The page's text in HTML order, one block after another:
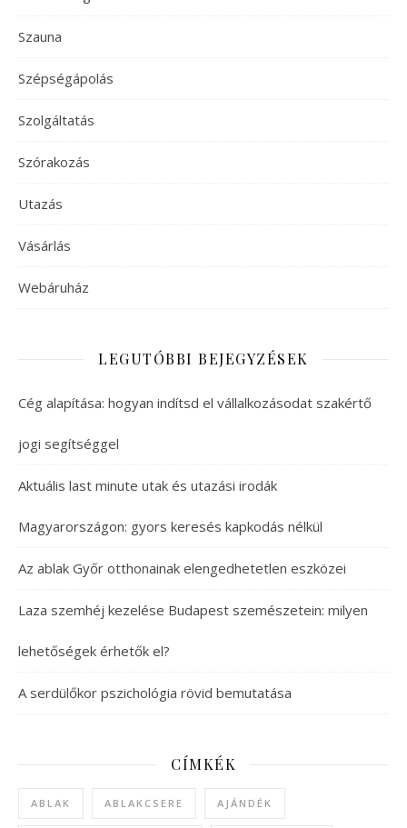
Szauna
Szépségápolás
Szolgáltatás
Szórakozás
Utazás
Vásárlás
Webáruház
LEGUTÓBBI BEJEGYZÉSEK
Cég alapítása: hogyan indítsd el vállalkozásodat szakértő
jogi segítséggel
Aktuális last minute utak és utazási irodák
Magyarországon: gyors keresés kapkodás nélkül
Az ablak Győr otthonainak elengedhetetlen eszközei
Laza szemhéj kezelése Budapest szemészetein: milyen
lehetőségek érhetők el?
A serdülőkor pszichológia rövid bemutatása
CÍMKÉK
ABLAK ABLAKCSERE AJÁNDÉK